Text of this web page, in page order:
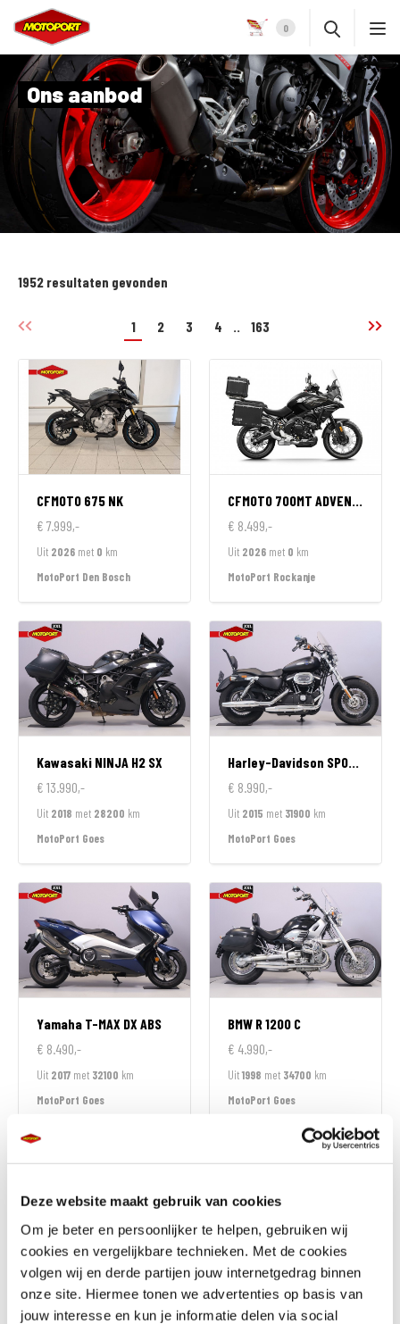
Deze website maakt gebruik van cookies
Om je beter en persoonlijker te helpen, gebruiken wij
cookies en vergelijkbare technieken. Met de cookies
volgen wij en derde partijen jouw internetgedrag binnen
onze site. Hiermee tonen we advertenties op basis van
jouw interesse en kun je informatie delen via social
0
Ons aanbod
1952 resultaten gevonden
1 2 3 4 .. 163
CFMOTO 675 NK
€ 7.999,-
Uit 2026 met 0 km
MotoPort Den Bosch
CFMOTO 700MT ADVENTURE GT EDITION
€ 8.499,-
Uit 2026 met 0 km
MotoPort Rockanje
Kawasaki NINJA H2 SX
€ 13.990,-
Uit 2018 met 28200 km
MotoPort Goes
Harley-Davidson SPORTSTER 1200 CUSTOM LIMITED
€ 8.990,-
Uit 2015 met 31900 km
MotoPort Goes
Yamaha T-MAX DX ABS
€ 8.490,-
Uit 2017 met 32100 km
MotoPort Goes
BMW R 1200 C
€ 4.990,-
Uit1998 met 34700 km
MotoPort Goes
Honda CB 1000 GT
€ 16.699,-
Honda
CBR 650 R
€ 11.799,-